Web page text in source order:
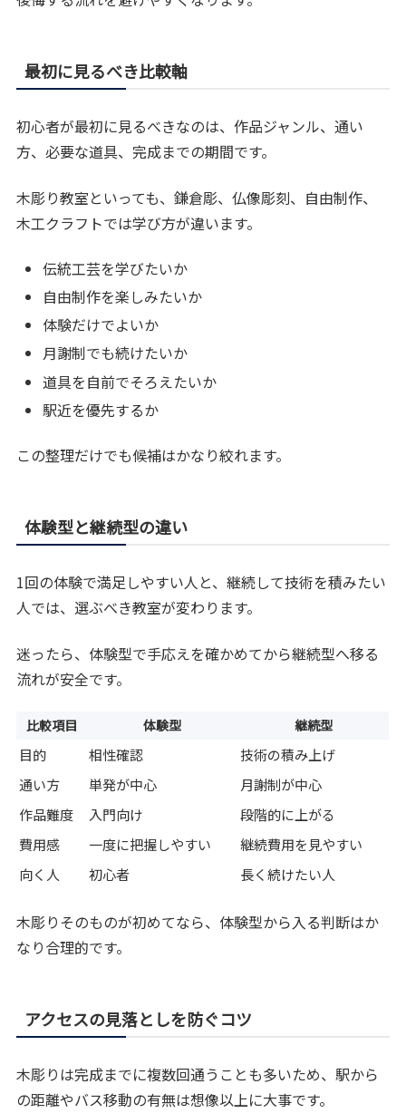
最初に見るべき比較軸
初心者が最初に見るべきなのは、作品ジャンル、通い
方、必要な道具、完成までの期間です。
木彫り教室といっても、鎌倉彫、仏像彫刻、自由制作、
木工クラフトでは学び方が違います。
伝統工芸を学びたいか
自由制作を楽しみたいか
体験だけでよいか
月謝制でも続けたいか
道具を自前でそろえたいか
駅近を優先するか
この整理だけでも候補はかなり絞れます。
体験型と継続型の違い
1回の体験で満足しやすい人と、継続して技術を積みたい
人では、選ぶべき教室が変わります。
迷ったら、体験型で手応えを確かめてから継続型へ移る
流れが安全です。
比較項目 体験型 継続型
目的 相性確認
技術の積み上げ
通い方
単発が中心
月謝制が中心
作品難度
入門向け
段階的に上がる
費用感
一度に把握しやすい
継続費用を見やすい
向く人
初心者 長く続けたい人
木彫りそのものが初めてなら、体験型から入る判断はか
なり合理的です。
アクセスの見落としを防ぐコツ
木彫りは完成までに複数回通うことも多いため、駅から
の距離やバス移動の有無は想像以上に大事です。